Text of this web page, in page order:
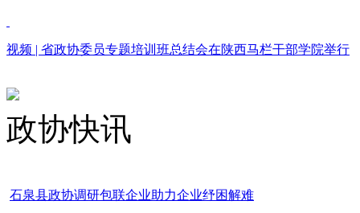
视频 | 省政协委员专题培训班总结会在陕西马栏干部学院举行
政协快讯
石泉县政协调研包联企业助力企业纾困解难